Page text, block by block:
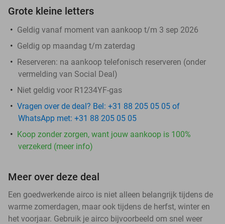
Grote kleine letters
Geldig vanaf moment van aankoop t/m 3 sep 2026
Geldig op maandag t/m zaterdag
Reserveren: na aankoop telefonisch reserveren (onder
vermelding van Social Deal)
Niet geldig voor R1234YF-gas
Vragen over de deal? Bel: +31 88 205 05 05 of
WhatsApp met: +31 88 205 05 05
Koop zonder zorgen, want jouw aankoop is 100%
verzekerd (meer info)
Meer over deze deal
Een goedwerkende airco is niet alleen belangrijk tijdens de
warme zomerdagen, maar ook tijdens de herfst, winter en
het voorjaar. Gebruik je airco bijvoorbeeld om snel weer